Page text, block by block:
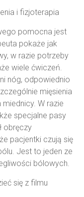
i fizjoterapia
pomocna jest
pokaże jak
w razie potrzeby
wiele ćwiczeń.
nóg, odpowiednio
mięsienia
W razie
specjalne pasy
obręczy
pacjentki czują się
Jest to jeden ze
bólowych.
się z filmu